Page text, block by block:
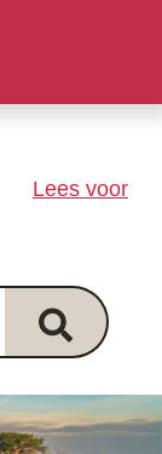
Lees voor